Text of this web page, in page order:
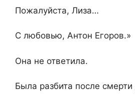
Пожалуйста, Лиза…
С любовью, Антон Егоров.»
Она не ответила.
Была разбита после